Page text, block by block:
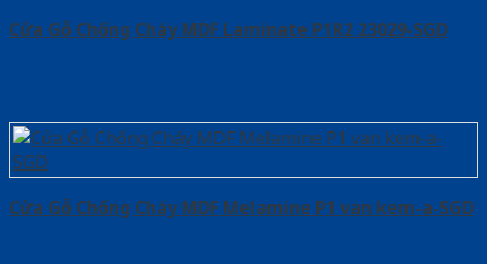
Cửa Gỗ Chống Cháy MDF Laminate P1R2 23029-SGD
Cửa Gỗ Chống Cháy MDF Melamine P1 van kem-a-SGD